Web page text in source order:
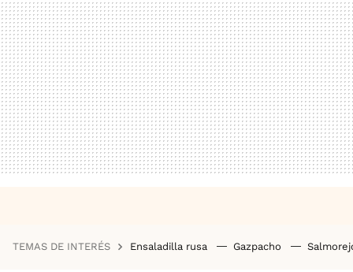
TEMAS DE INTERÉS Ensaladilla rusa Gazpacho